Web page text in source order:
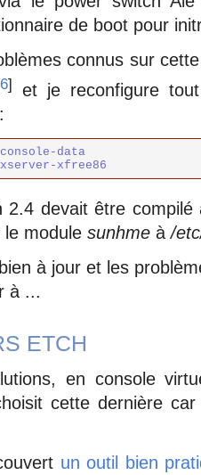
de boot pour
connus sur
6]
et je reconfigure
data
xfree86
2.4 devait être
module sunhmeà/
à jour et les
à ...
ETCH
en console
cette dernière
un outil bien